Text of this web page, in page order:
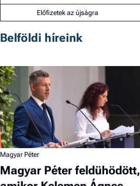
Előfizetek az újságra
Belföldi híreink
Magyar Péter
Magyar Péter feldühödött,